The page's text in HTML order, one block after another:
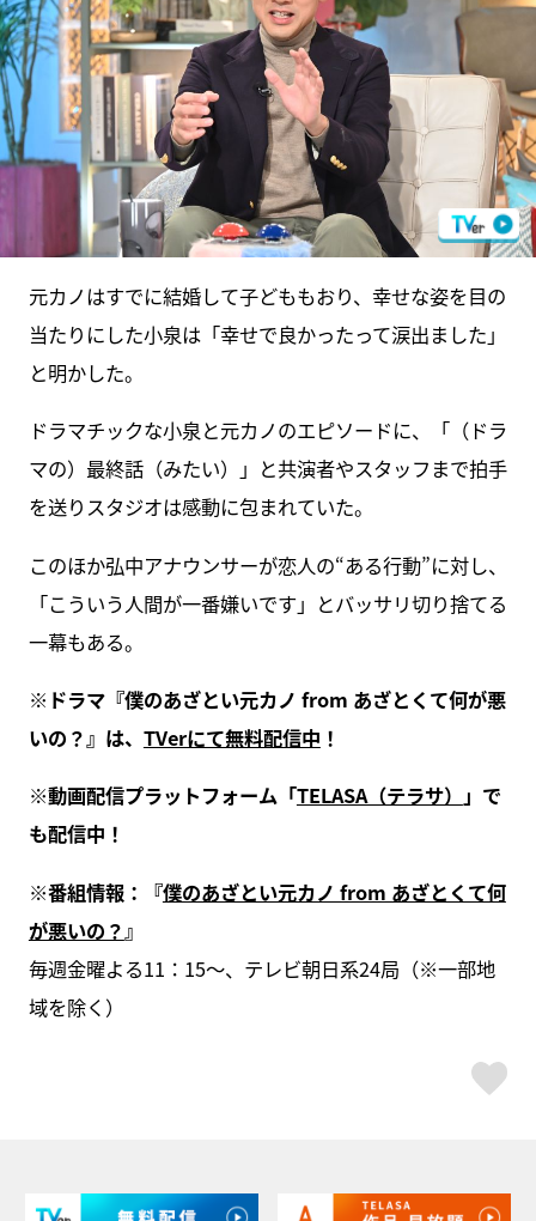
元カノはすでに結婚して子どももおり、幸せな姿を目の
当たりにした小泉は「幸せで良かったって涙出ました」
と明かした。
ドラマチックな小泉と元カノのエピソードに、「（ドラ
マの）最終話（みたい）」と共演者やスタッフまで拍手
を送りスタジオは感動に包まれていた。
このほか弘中アナウンサーが恋人の“ある行動”に対し、
「こういう人間が一番嫌いです」とバッサリ切り捨てる
一幕もある。
※ドラマ『僕のあざとい元カノ from あざとくて何が悪
いの？』は、 TVerにて無料配信中 ！
※動画配信プラットフォーム「TELASA（テラサ） 」で
も配信中！
※番組情報：『僕のあざとい元カノ from あざとくて何
が悪いの？ 』
毎週金曜よる11：15～、テレビ朝日系24局（※一部地
域を除く）